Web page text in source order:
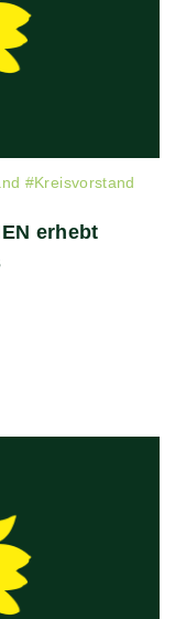
#Kreisvorstand
erhebt